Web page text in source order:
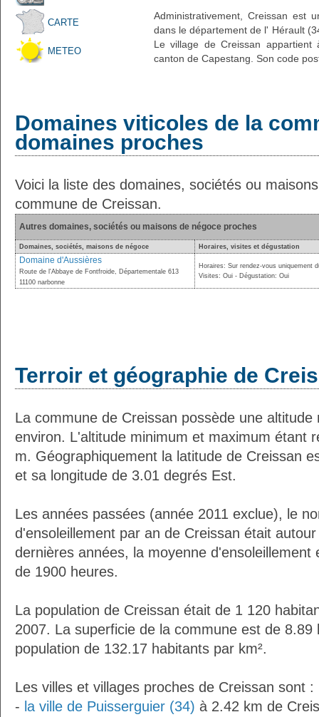
CARTE
METEO
Administrativement, Creissan est
dans le département de l' Hérault
Le village de Creissan
canton de Capestang. Son code
Domaines viticoles de la
domaines proches
Voici la liste des domaines, sociétés ou
commune de Creissan.
Autres domaines, sociétés ou maisons de négoce proches
Domaines, sociétés, maisons de négoce Horaires, visites et dégustation
Domaine d'Aussières
Route de l'Abbaye de Fontfroide, Départementale 613
11100 narbonne
Horaires: Sur rendez-vous uniquement
Visites: Oui - Dégustation: Oui
Terroir et géographie de
La commune de Creissan possède une
environ. L'altitude minimum et maximum étant
m. Géographiquement la latitude de Creissan
et sa longitude de 3.01 degrés Est.
Les années passées (année 2011 exclue), le
d'ensoleillement par an de Creissan était
dernières années, la moyenne d'ensoleillement
de 1900 heures.
La population de Creissan était de 1 120
2007. La superficie de la commune est de 8.89
population de 132.17 habitants par km².
Les villes et villages proches de Creissan sont :
- la ville de Puisserguier (34) à 2.42 km de